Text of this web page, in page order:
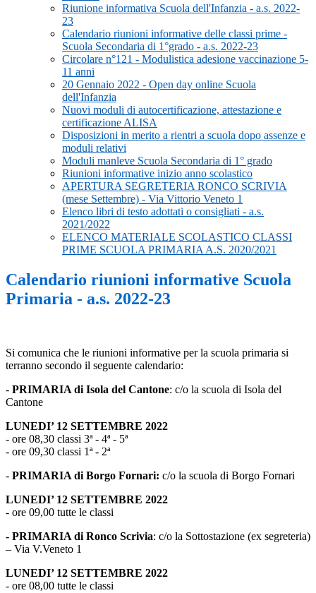
Riunione informativa Scuola dell'Infanzia - a.s. 2022-
23
Calendario riunioni informative delle classi prime -
Scuola Secondaria di 1°grado - a.s. 2022-23
Circolare n°121 - Modulistica adesione vaccinazione 5-
11 anni
20 Gennaio 2022 - Open day online Scuola
dell'Infanzia
Nuovi moduli di autocertificazione, attestazione e
certificazione ALISA
Disposizioni in merito a rientri a scuola dopo assenze e
moduli relativi
Moduli manleve Scuola Secondaria di 1° grado
Riunioni informative inizio anno scolastico
APERTURA SEGRETERIA RONCO SCRIVIA
(mese Settembre) - Via Vittorio Veneto 1
Elenco libri di testo adottati o consigliati - a.s.
2021/2022
ELENCO MATERIALE SCOLASTICO CLASSI
PRIME SCUOLA PRIMARIA A.S. 2020/2021
Calendario riunioni informative Scuola
Primaria - a.s. 2022-23
Si comunica che le riunioni informative per la scuola primaria si
terranno secondo il seguente calendario:
- PRIMARIA di Isola del Cantone: c/o la scuola di Isola del
Cantone
LUNEDI’ 12 SETTEMBRE 2022
- ore 08,30 classi 3ª - 4ª - 5ª
- ore 09,30 classi 1ª - 2ª
- PRIMARIA di Borgo Fornari: c/o la scuola di Borgo Fornari
LUNEDI’ 12 SETTEMBRE 2022
- ore 09,00 tutte le classi
- PRIMARIA di Ronco Scrivia: c/o la Sottostazione (ex segreteria)
– Via V.Veneto 1
LUNEDI’ 12 SETTEMBRE 2022
- ore 08,00 tutte le classi